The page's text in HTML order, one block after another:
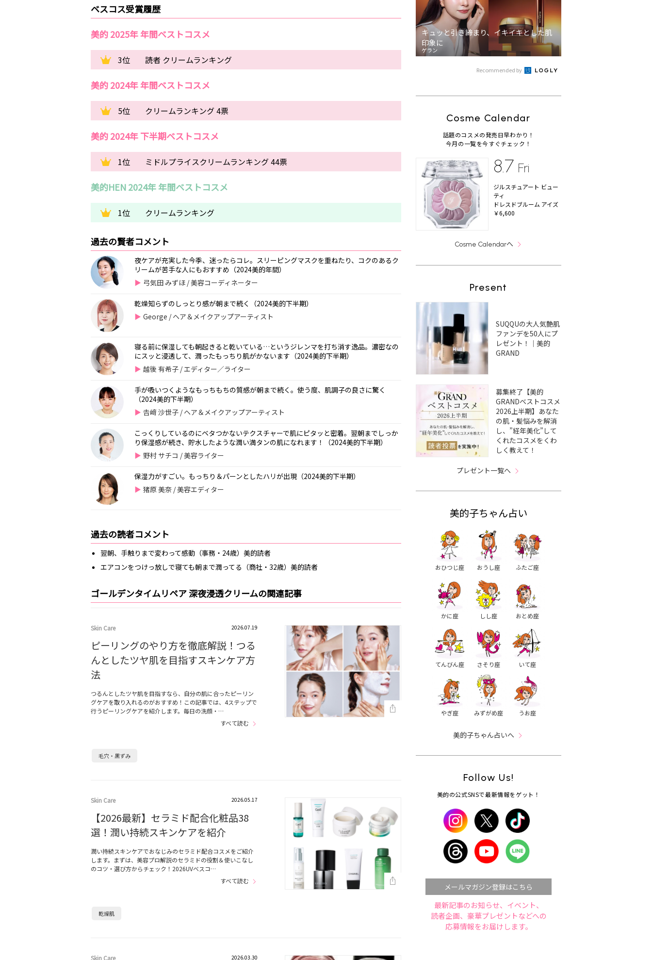
ベスコス受賞履歴
美的 2025年 年間ベストコスメ
3位 読者 クリームランキング
美的 2024年 年間ベストコスメ
5位 クリームランキング 4票
美的 2024年 下半期ベストコスメ
1位 ミドルプライスクリームランキング 44票
美的HEN 2024年 年間ベストコスメ
1位 クリームランキング
過去の賢者コメント
夜ケアが充実した今季、迷ったらコレ。スリーピングマスクを重ねたり、コクのあるク
リームが苦手な人にもおすすめ（2024美的年間）
弓気田 みずほ / 美容コーディネーター
乾燥知らずのしっとり感が朝まで続く（2024美的下半期）
George / ヘア＆メイクアップアーティスト
寝る前に保湿しても朝起きると乾いている…というジレンマを打ち消す逸品。濃密なの
にスッと浸透して、潤ったもっちり肌がかないます（2024美的下半期）
越後 有希子 / エディター／ライター
手が吸いつくようなもっちもちの質感が朝まで続く。使う度、肌調子の良さに驚く
（2024美的下半期）
𠮷﨑 沙世子 / ヘア＆メイクアップアーティスト
こっくりしているのにベタつかないテクスチャーで肌にピタッと密着。翌朝までしっか
り保湿感が続き、貯水したような潤い満タンの肌になれます！（2024美的下半期）
野村 サチコ / 美容ライター
保湿力がすごい。もっちり＆パーンとしたハリが出現（2024美的下半期）
猪原 美奈 / 美容エディター
過去の読者コメント
翌朝、手触りまで変わって感動（事務・24歳）美的読者
エアコンをつけっ放しで寝ても朝まで潤ってる（商社・32歳）美的読者
ゴールデンタイムリペア 深夜浸透クリームの関連記事
Skin Care 2026.07.19
ピーリングのやり方を徹底解説！つる
んとしたツヤ肌を目指すスキンケア方
法
つるんとしたツヤ肌を目指すなら、自分の肌に合ったピーリン
グケアを取り入れるのがおすすめ！この記事では、4ステップで
行うピーリングケアを紹介します。毎日の洗顔・…
すべて読む
毛穴・黒ずみ
Skin Care 2026.05.17
【2026最新】セラミド配合化粧品38
選！潤い持続スキンケアを紹介
潤い持続スキンケアでおなじみのセラミド配合コスメをご紹介
します。まずは、美容プロ解説のセラミドの役割＆使いこなし
のコツ・選び方からチェック！2026UVべスコ…
すべて読む
乾燥肌
Skin Care 2026.03.30
キュッと引き締まり、イキイキとした肌
印象に
ゲラン
Recommended by
Cosme Calendar
話題のコスメの発売日早わかり！
今月の一覧を今すぐチェック！
8.7 Fri
ジルスチュアート ビュー
ティ
ドレスドブルーム アイズ
￥6,600
Cosme Calendarへ
Present
SUQQUの大人気艶肌
ファンデを50人にプ
レゼント！｜美的
GRAND
募集終了【美的
GRANDベストコスメ
2026上半期】あなた
の肌・髪悩みを解消
し、”経年美化”して
くれたコスメをくわ
しく教えて！
プレゼント一覧へ
美的子ちゃん占い
おひつじ座 おうし座 ふたご座
かに座 しし座 おとめ座
てんびん座 さそり座 いて座
やぎ座 みずがめ座 うお座
美的子ちゃん占いへ
Follow Us!
美的の公式SNSで最新情報をゲット！
メールマガジン登録はこちら
最新記事のお知らせ、イベント、
読者企画、豪華プレゼントなどへの
応募情報をお届けします。